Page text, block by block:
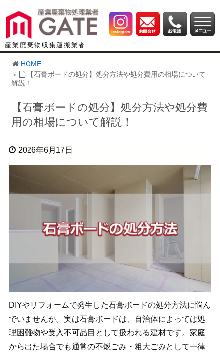
産業廃棄物収集運搬業者
HOME
【石膏ボードの処分】処分方法や処分費用の相場について
解説！
【石膏ボードの処分】処分方法や処分費
用の相場について解説！
2026年6月17日
DIYやリフォームで発生した石膏ボードの処分方法に悩ん
でいませんか。実は石膏ボードは、自治体によっては処
理困難物や受入不可品目として扱われる建材です。家庭
から出た場合でも通常の不燃ごみ・粗大ごみとして一律